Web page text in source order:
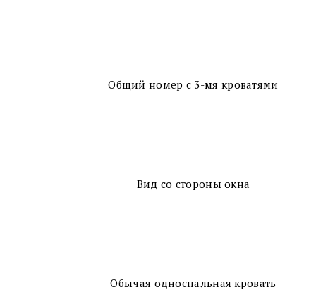
Общий номер с 3-мя кроватями
Вид со стороны окна
Обычая односпальная кровать